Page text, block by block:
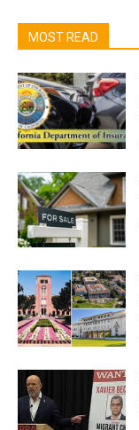
MOST READ